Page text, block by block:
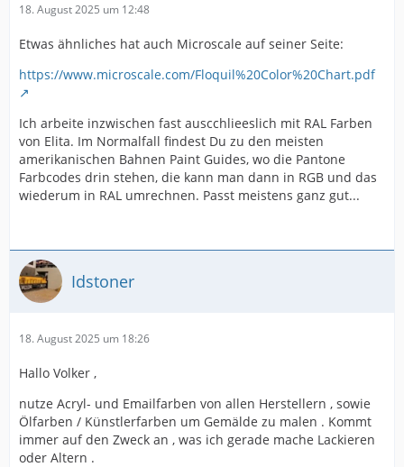
18. August 2025 um 12:48
Etwas ähnliches hat auch Microscale auf seiner Seite:
https://www.microscale.com/Floquil%20Color%20Chart.pdf
Ich arbeite inzwischen fast auscchlieeslich mit RAL Farben
von Elita. Im Normalfall findest Du zu den meisten
amerikanischen Bahnen Paint Guides, wo die Pantone
Farbcodes drin stehen, die kann man dann in RGB und das
wiederum in RAL umrechnen. Passt meistens ganz gut...
Idstoner
18. August 2025 um 18:26
Hallo Volker ,
nutze Acryl- und Emailfarben von allen Herstellern , sowie
Ölfarben / Künstlerfarben um Gemälde zu malen . Kommt
immer auf den Zweck an , was ich gerade mache Lackieren
oder Altern .